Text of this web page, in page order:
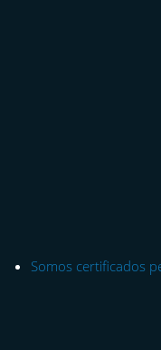
Somos certificados